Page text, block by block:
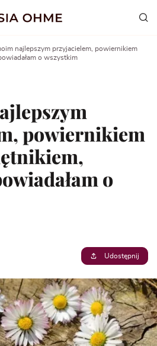
najlepszym przyjacielem, powiernikiem
o wszystkim
powiernikiem
o
Udostępnij